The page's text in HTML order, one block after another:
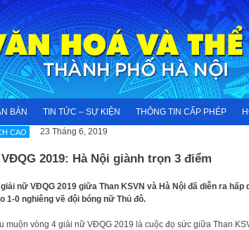
BẢN TIN TỨC – SỰ KIỆN THÔNG TIN CẤP PHÉP
CAO 23 Tháng 6, 2019
2019: Hà Nội giành trọn 3 điểm
nữ VĐQG 2019 giữa Than KSVN và Hà Nội đã diễn ra hấp
1-0 nghiêng về đội bóng nữ Thủ đô.
muộn vòng 4 giải nữ VĐQG 2019 là cuộc đọ sức giữa Than